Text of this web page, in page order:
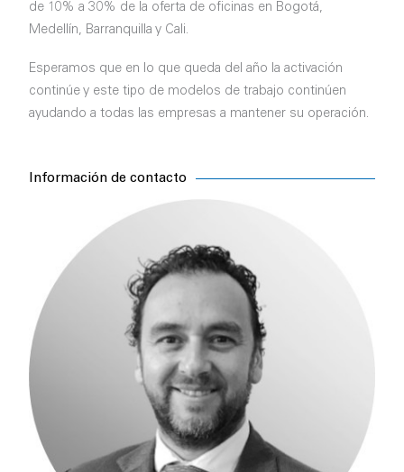
de 10% a 30% de la oferta de oficinas en Bogotá,
Medellín, Barranquilla y Cali.
Esperamos que en lo que queda del año la activación
continúe y este tipo de modelos de trabajo continúen
ayudando a todas las empresas a mantener su operación.
Información de contacto